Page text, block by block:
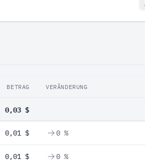
BETRAG VERÄNDERUNG
0,03 $
0,01 $ 0 %
0,01 $ 0 %